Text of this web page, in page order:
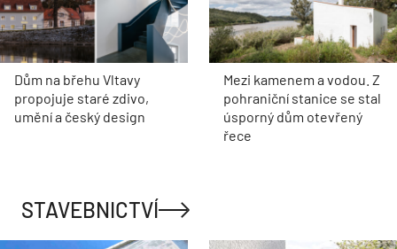
Dům na břehu Vltavy
propojuje staré zdivo,
umění a český design
Mezi kamenem a vodou. Z
pohraniční stanice se stal
úsporný dům otevřený
řece
STAVEBNICTVÍ